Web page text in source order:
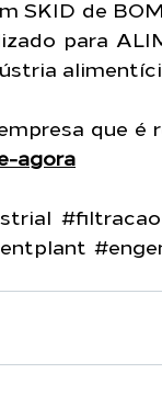
SKID de
para
agora
#filtracao